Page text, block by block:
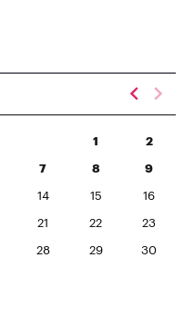
1 2
7 8 9
14 15 16
21 22 23
28 29 30